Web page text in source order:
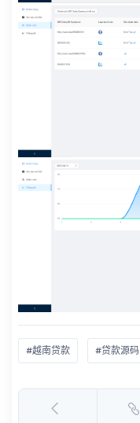
#越南贷款 #贷款源码